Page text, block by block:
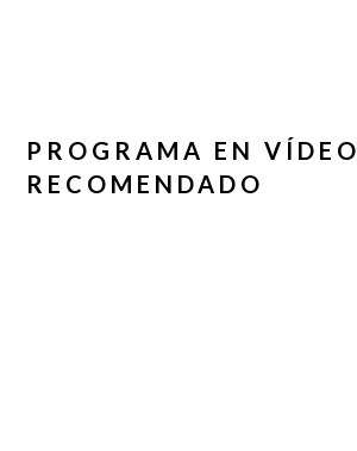
PROGRAMA EN VÍDEO
RECOMENDADO